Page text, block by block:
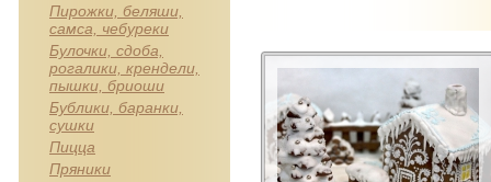
Пирожки, беляши,
самса, чебуреки
Булочки, сдоба,
рогалики, крендели,
пышки, бриоши
Бублики, баранки,
сушки
Пицца
Пряники